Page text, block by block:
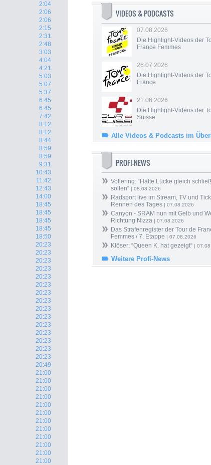
2:04
2:06
2:06
2:15
2:31
2:48
3:03
4:04
4:21
5:03
5:07
5:37
6:45
6:45
7:42
8:12
8:12
8:44
8:59
8:59
9:31
10:43
11:42
12:43
14:00
18:45
18:45
18:45
18:45
18:50
20:23
20:23
20:23
20:23
20:23
20:23
20:23
20:23
20:23
20:23
20:23
20:23
20:23
20:23
20:23
20:49
21:00
21:00
21:00
21:00
21:00
21:00
21:00
21:00
21:00
21:00
21:00
21:00
VIDEOS & PODCASTS
07.08.2026
Die Highlight-Videos der
France Femmes
26.07.2026
Die Highlight-Videos der
France
21.06.2026
Die Highlight-Videos der
Suisse
Alle Videos & Podcasts im
PROFI-NEWS
Vollering: “Hätte Lücke gleich
sollen“ | 08.08.2026
Radsport live im Stream, TV und
Rennen des Tages | 07.08.2026
Canyon - SRAM nun mit Gelb und
Richtung Nizza | 07.08.2026
Das Strafenregister der Tour de
Femmes / 7. Etappe | 07.08.2026
Klöser: “Queen K. hat gezeigt“ |
Weitere Profi-News